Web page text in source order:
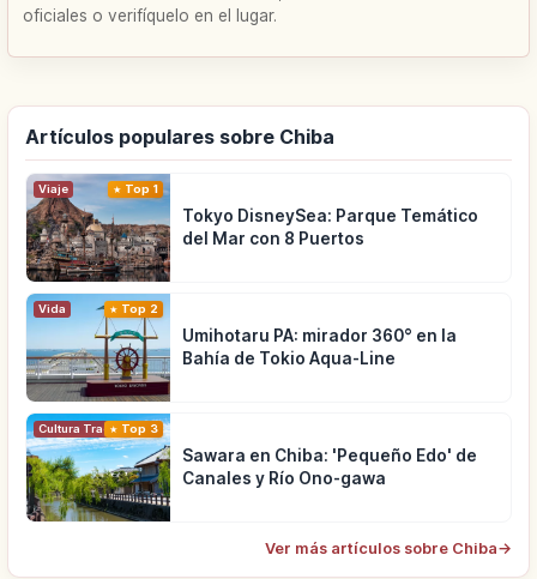
oficiales o verifíquelo en el lugar.
Artículos populares sobre Chiba
Viaje Top 1
Tokyo DisneySea: Parque Temático
del Mar con 8 Puertos
Vida Top 2
Umihotaru PA: mirador 360° en la
Bahía de Tokio Aqua-Line
Cultura Tradicional
Top 3
Sawara en Chiba: 'Pequeño Edo' de
Canales y Río Ono-gawa
Ver más artículos sobre Chiba→